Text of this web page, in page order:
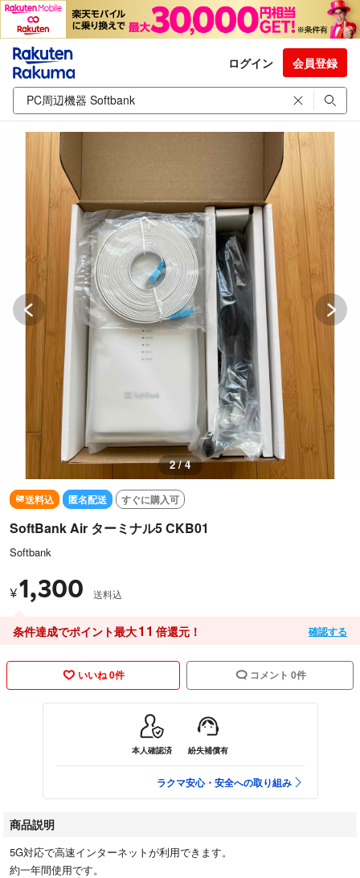
ログイン 会員登録
2 / 4
送料込 匿名配送 すぐに購入可
SoftBank Air ターミナル5 CKB01
Softbank
¥1,300 送料込
条件達成でポイント最大11 倍還元！ 確認する
いいね 0件 コメント 0件
本人確認済 紛失補償有
ラクマ安心・安全への取り組み
商品説明
5G対応で高速インターネットが利用できます。
約一年間使用です。